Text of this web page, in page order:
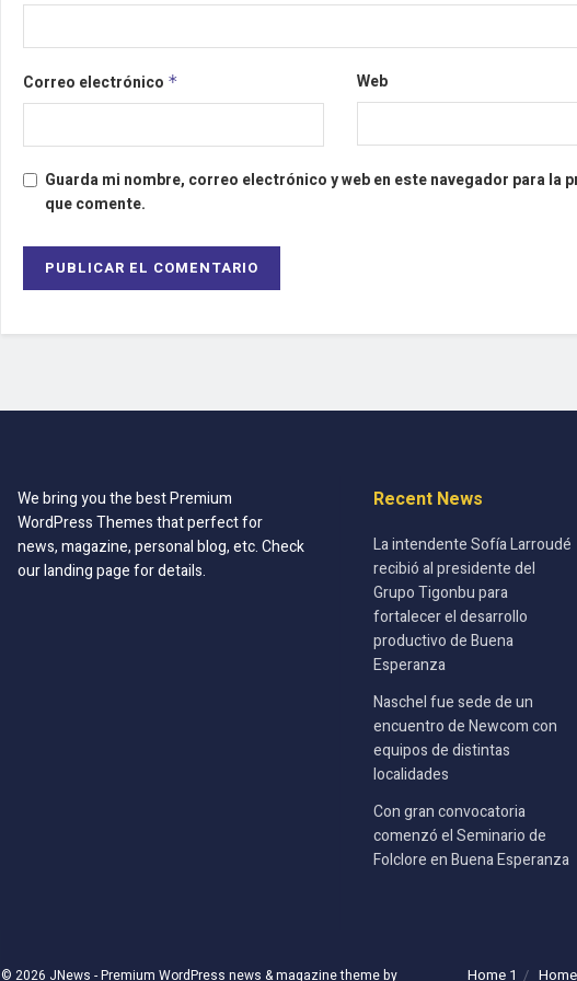
Correo electrónico * Web
Guarda mi nombre, correo electrónico y web en este navegador para la
que comente.
We bring you the best Premium
WordPress Themes that perfect for
news, magazine, personal blog, etc. Check
our landing page for details.
Recent News
La intendente Sofía Larroudé
recibió al presidente del
Grupo Tigonbu para
fortalecer el desarrollo
productivo de Buena
Esperanza
Naschel fue sede de un
encuentro de Newcom con
equipos de distintas
localidades
Con gran convocatoria
comenzó el Seminario de
Folclore en Buena Esperanza
Home 1
© 2026 JNews - Premium WordPress news & magazine theme by